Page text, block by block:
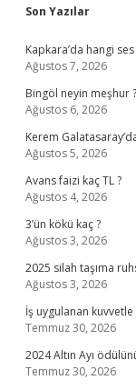
Sidebar
Son Yazılar
Kapkara’da hangi ses
Ağustos 7, 2026
Bingöl neyin meşhur ?
Ağustos 6, 2026
Kerem
Ağustos 5, 2026
Avans faizi kaç TL ?
Ağustos 4, 2026
3’ün kökü kaç ?
Ağustos 3, 2026
2025 silah taşıma
Ağustos 3, 2026
İş uygulanan kuvvetle
Temmuz 30, 2026
2024 Altın Ayı
Temmuz 30, 2026